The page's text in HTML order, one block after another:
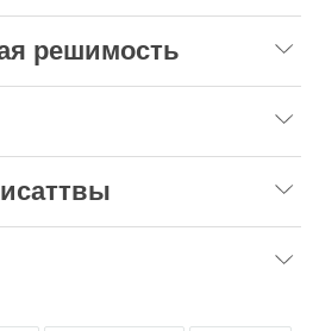
решимость